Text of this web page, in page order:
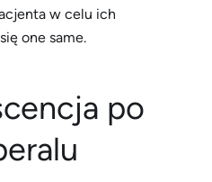
w celu ich
one same.
po